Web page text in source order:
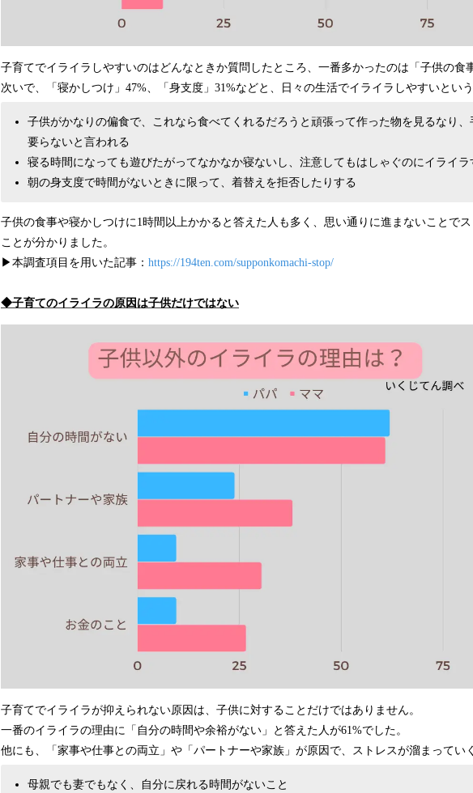
子育てでイライラしやすいのはどんなときか質問したところ、一番多かったのは「子供の食
次いで、「寝かしつけ」47%、「身支度」31%などと、日々の生活でイライラしやすいという
子供がかなりの偏食で、これなら食べてくれるだろうと頑張って作った物を見るなり、
要らないと言われる
寝る時間になっても遊びたがってなかなか寝ないし、注意してもはしゃぐのにイライラ
朝の身支度で時間がないときに限って、着替えを拒否したりする
子供の食事や寝かしつけに1時間以上かかると答えた人も多く、思い通りに進まないことで
ことが分かりました。
▶本調査項目を用いた記事： https://194ten.com/supponkomachi-stop/
◆子育てのイライラの原因は子供だけではない
子育てでイライラが抑えられない原因は、子供に対することだけではありません。
一番のイライラの理由に「自分の時間や余裕がない」と答えた人が61%でした。
他にも、「家事や仕事との両立」や「パートナーや家族」が原因で、ストレスが溜まってい
母親でも妻でもなく、自分に戻れる時間がないこと